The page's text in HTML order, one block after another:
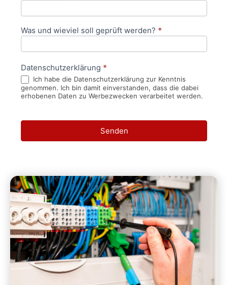
Was und wieviel soll geprüft werden? *
Datenschutzerklärung *
Ich habe die Datenschutzerklärung zur Kenntnis
genommen. Ich bin damit einverstanden, dass die dabei
erhobenen Daten zu Werbezwecken verarbeitet werden.
Senden